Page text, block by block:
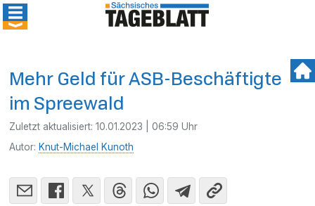
Mehr Geld für ASB-Beschäftigte
im Spreewald
Zuletzt aktualisiert:10.01.2023 | 06:59 Uhr
Autor: Knut-Michael Kunoth